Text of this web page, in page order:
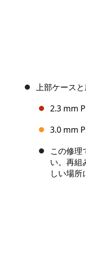
上部ケース
2.3 mm
3.0 mm
この修理
い。再組
しい場所